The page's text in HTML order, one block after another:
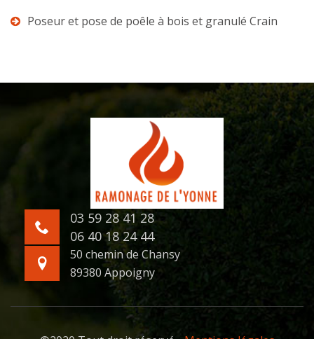
Poseur et pose de poêle à bois et granulé Crain
03 59 28 41 28
06 40 18 24 44
50 chemin de Chansy
89380 Appoigny